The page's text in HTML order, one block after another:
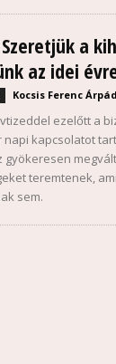
a
az idei
Kocsis Ferenc
ezelőtt a
napi kapcsolatot
gyökeresen
teremtenek,
sem.